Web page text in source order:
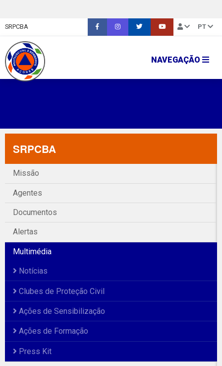
SRPCBA PT
NAVEGAÇÃO
SRPCBA
Missão
Agentes
Documentos
Alertas
Multimédia
Notícias
Clubes de Proteção Civil
Ações de Sensibilização
Ações de Formação
Press Kit